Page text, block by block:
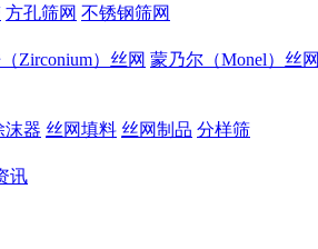
方孔筛网 不锈钢筛网
Zirconium）丝网 蒙乃尔（Monel）丝网
沫器 丝网填料 丝网制品 分样筛
讯